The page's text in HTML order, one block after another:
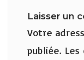
Laisser un
Votre
publiée. Les